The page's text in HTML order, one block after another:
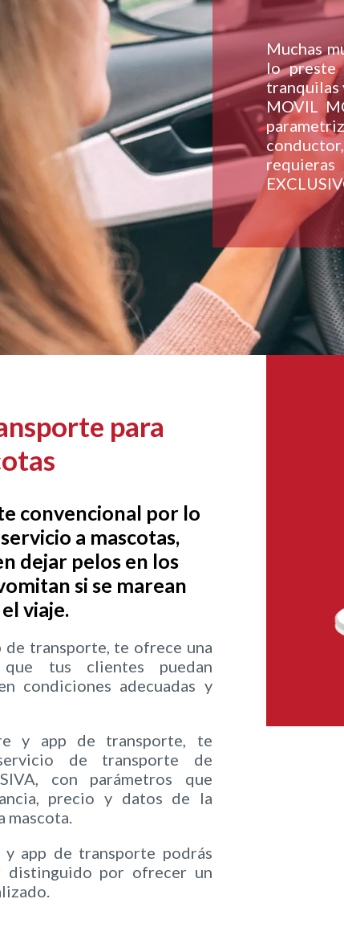
Muchas
lo preste
tranquilas
MOVIL
para
convencional por lo
a mascotas,
dejar pelos en los
si se marean
viaje.
de transporte, te ofrece una
tus clientes puedan
condiciones adecuadas y
y app de transporte, te
de transporte de
con parámetros que
precio y datos de la
mascota.
app de transporte podrás
distinguido por ofrecer un